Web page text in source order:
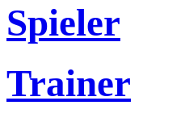
Spieler
Trainer